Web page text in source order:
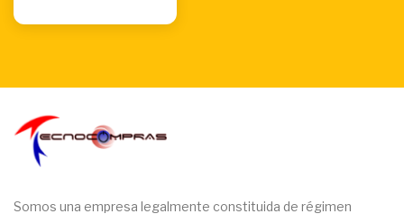
Somos una empresa legalmente constituida de régimen